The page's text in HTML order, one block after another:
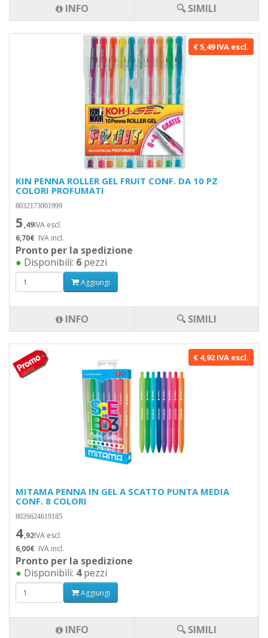
INFO 🔍 SIMILI
€ 5,49 IVA escl.
KIN PENNA ROLLER GEL FRUIT CONF. DA 10 PZ
COLORI PROFUMATI
8032173001999
5,49IVA escl.
6,70€ IVA incl.
Pronto per la spedizione
● Disponibili: 6 pezzi
Aggiungi
INFO 🔍 SIMILI
€ 4,92 IVA escl.
MITAMA PENNA IN GEL A SCATTO PUNTA MEDIA
CONF. 8 COLORI
8026624619185
4,92IVA escl.
6,00€ IVA incl.
Pronto per la spedizione
● Disponibili: 4pezzi
Aggiungi
INFO 🔍 SIMILI